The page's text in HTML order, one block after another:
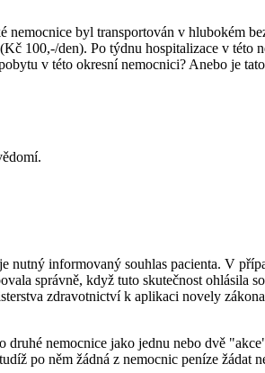
byl transportován v hlubokém
100,-/den). Po týdnu hospitalizace v této
v této okresní nemocnici? Anebo je
informovaný souhlas pacienta. V
správně, když tuto skutečnost ohlásila
zdravotnictví k aplikaci novely
nemocnice jako jednu nebo dvě
po něm žádná z nemocnic peníze žádat